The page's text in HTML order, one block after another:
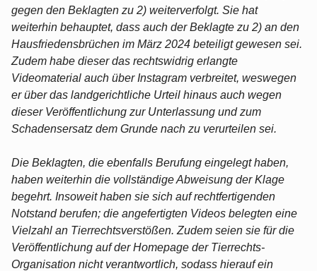
gegen den Beklagten zu 2) weiterverfolgt. Sie hat
weiterhin behauptet, dass auch der Beklagte zu 2) an den
Hausfriedensbrüchen im März 2024 beteiligt gewesen sei.
Zudem habe dieser das rechtswidrig erlangte
Videomaterial auch über Instagram verbreitet, weswegen
er über das landgerichtliche Urteil hinaus auch wegen
dieser Veröffentlichung zur Unterlassung und zum
Schadensersatz dem Grunde nach zu verurteilen sei.
Die Beklagten, die ebenfalls Berufung eingelegt haben,
haben weiterhin die vollständige Abweisung der Klage
begehrt. Insoweit haben sie sich auf rechtfertigenden
Notstand berufen; die angefertigten Videos belegten eine
Vielzahl an Tierrechtsverstößen. Zudem seien sie für die
Veröffentlichung auf der Homepage der Tierrechts-
Organisation nicht verantwortlich, sodass hierauf ein